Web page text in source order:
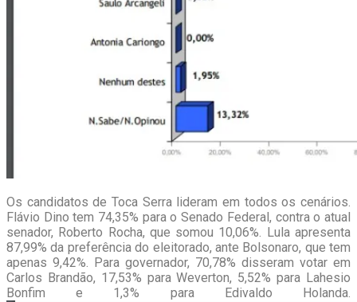
Os candidatos de Toca Serra lideram em todos os cenários.
Flávio Dino tem 74,35% para o Senado Federal, contra o atual
senador, Roberto Rocha, que somou 10,06%. Lula apresenta
87,99% da preferência do eleitorado, ante Bolsonaro, que tem
apenas 9,42%. Para governador, 70,78% disseram votar em
Carlos Brandão, 17,53% para Weverton, 5,52% para Lahesio
Bonfim e 1,3% para Edivaldo Holanda.